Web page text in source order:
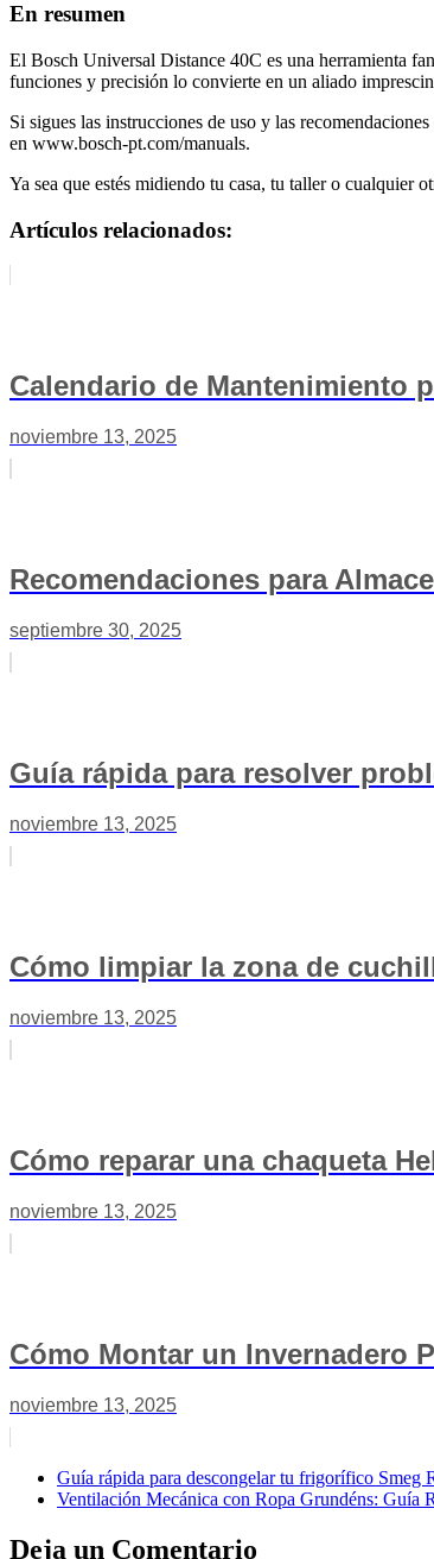
En resumen
El Bosch Universal Distance 40C es una herramienta
funciones y precisión lo convierte en un aliado
Si sigues las instrucciones de uso y las
en www.bosch-pt.com/manuals.
Ya sea que estés midiendo tu casa, tu taller o cualquier
Artículos relacionados:
Calendario de Mantenimiento
noviembre 13, 2025
Recomendaciones para
septiembre 30, 2025
Guía rápida para resolver
noviembre 13, 2025
Cómo limpiar la zona de
noviembre 13, 2025
Cómo reparar una chaqueta
noviembre 13, 2025
Cómo Montar un Invernadero
noviembre 13, 2025
Guía rápida para descongelar tu frigorífico Smeg
Ventilación Mecánica con Ropa Grundéns: Guía
Deja un Comentario